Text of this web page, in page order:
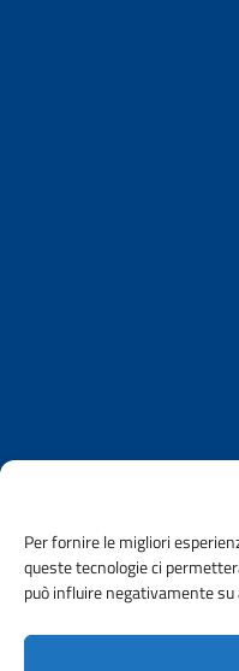
Per fornire le migliori
queste tecnologie ci
può influire negativamente